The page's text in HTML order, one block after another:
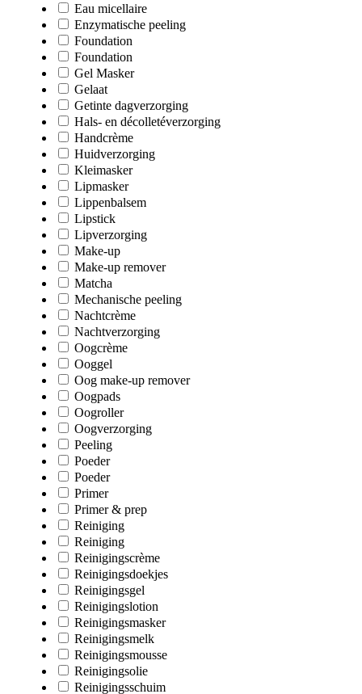
Eau micellaire
Enzymatische peeling
Foundation
Foundation
Gel Masker
Gelaat
Getinte dagverzorging
Hals- en décolletéverzorging
Handcrème
Huidverzorging
Kleimasker
Lipmasker
Lippenbalsem
Lipstick
Lipverzorging
Make-up
Make-up remover
Matcha
Mechanische peeling
Nachtcrème
Nachtverzorging
Oogcrème
Ooggel
Oog make-up remover
Oogpads
Oogroller
Oogverzorging
Peeling
Poeder
Poeder
Primer
Primer & prep
Reiniging
Reiniging
Reinigingscrème
Reinigingsdoekjes
Reinigingsgel
Reinigingslotion
Reinigingsmasker
Reinigingsmelk
Reinigingsmousse
Reinigingsolie
Reinigingsschuim